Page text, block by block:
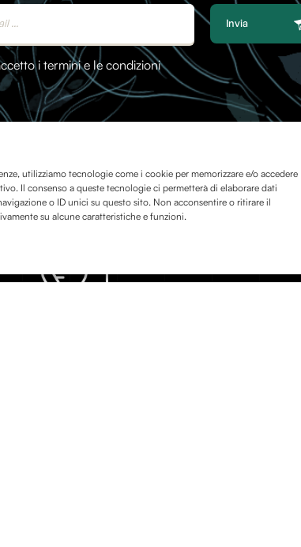
utilizziamo tecnologie come i cookie per memorizzare e/o accedere
Il consenso a queste tecnologie ci permetterà di elaborare dati
o ID unici su questo sito. Non acconsentire o ritirare il
su alcune caratteristiche e funzioni.
Invia
i termini e le condizioni